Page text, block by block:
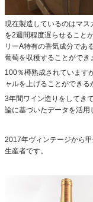
現在製造しているのはマ
を2週間程度遅らせること
リーA特有の香気成分であ
葡萄を収穫することができ
100％樽熟成されています
ャルを上げることができる
3年間ワイン造りをしてき
論に基づいたデータを活用
2017年ヴィンテージから
生産者です。